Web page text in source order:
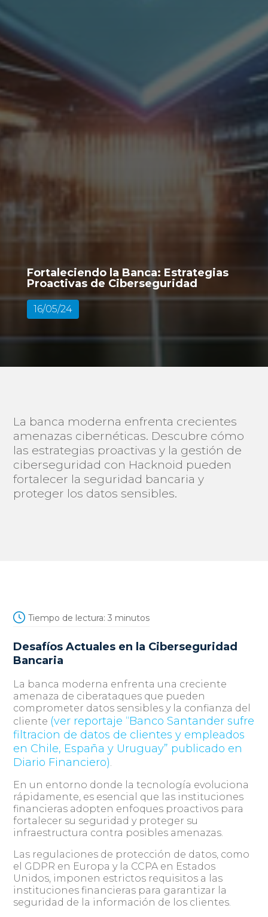
Fortaleciendo la Banca: Estrategias
Proactivas de Ciberseguridad
16/05/24
La banca moderna enfrenta crecientes
amenazas cibernéticas. Descubre cómo
las estrategias proactivas y la gestión de
ciberseguridad con Hacknoid pueden
fortalecer la seguridad bancaria y
proteger los datos sensibles.
Tiempo de lectura: 3 minutos
Desafíos Actuales en la Ciberseguridad
Bancaria
La banca moderna enfrenta una creciente
amenaza de ciberataques que pueden
comprometer datos sensibles y la confianza del
cliente (ver reportaje “Banco Santander sufre
filtracion de datos de clientes y empleados
en Chile, España y Uruguay” publicado en
Diario Financiero)
En un entorno donde la tecnología evoluciona
rápidamente, es esencial que las instituciones
financieras adopten enfoques proactivos para
fortalecer su seguridad y proteger su
infraestructura contra posibles amenazas.
Las regulaciones de protección de datos, como
el GDPR en Europa y la CCPA en Estados
Unidos, imponen estrictos requisitos a las
instituciones financieras para garantizar la
seguridad de la información de los clientes.